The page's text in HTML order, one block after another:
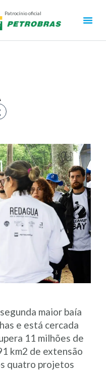
Patrocínio oficial
maior baía
e está cercada
11 milhões de
km2 de extensão
quatro projetos